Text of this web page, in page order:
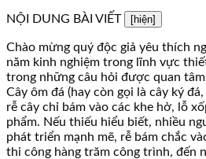
NỘI DUNG BÀI VIẾT [hiện]
Chào mừng quý độc giả yêu thích
năm kinh nghiệm trong lĩnh vực
trong những câu hỏi được quan
Cây ôm đá (hay còn gọi là cây ký
rễ cây chỉ bám vào các khe hở, lỗ
phẩm. Nếu thiếu hiểu biết, nhiều
phát triển mạnh mẽ, rễ bám chắc
thi công hàng trăm công trình, đến